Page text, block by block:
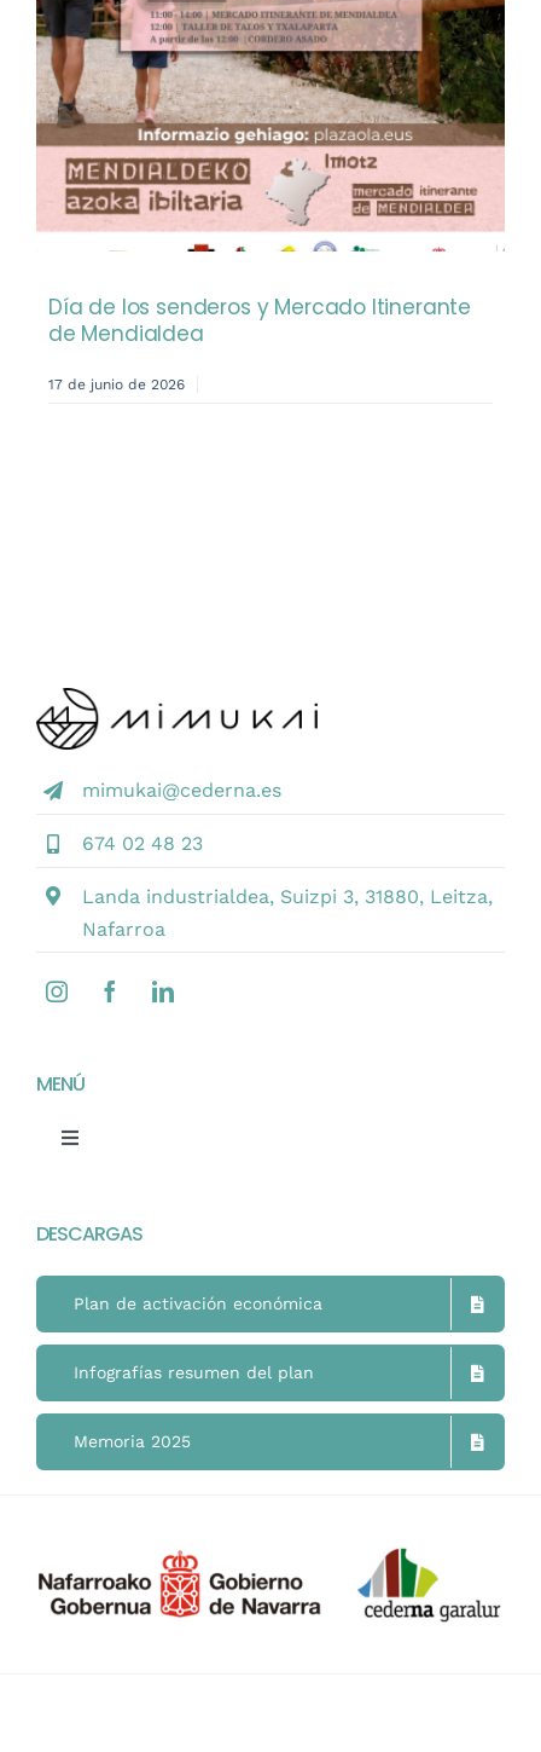
Día de los senderos y Mercado Itinerante
de Mendialdea
17 de junio de 2026
mimukai@cederna.es
674 02 48 23
Landa industrialdea, Suizpi 3, 31880, Leitza,
Nafarroa
MENÚ
Toggle
Mimukai
El Centro
La Comunidad
Actualidad
DESCARGAS
Plan de activación económica
Infografías resumen del plan
Memoria 2025